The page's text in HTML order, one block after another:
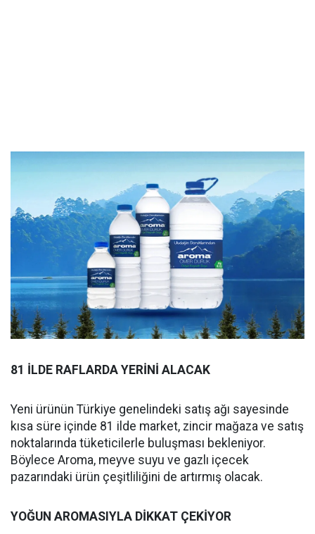
81 İLDE RAFLARDA YERİNİ ALACAK
Yeni ürünün Türkiye genelindeki satış ağı sayesinde
kısa süre içinde 81 ilde market, zincir mağaza ve satış
noktalarında tüketicilerle buluşması bekleniyor.
Böylece Aroma, meyve suyu ve gazlı içecek
pazarındaki ürün çeşitliliğini de artırmış olacak.
YOĞUN AROMASIYLA DİKKAT ÇEKİYOR